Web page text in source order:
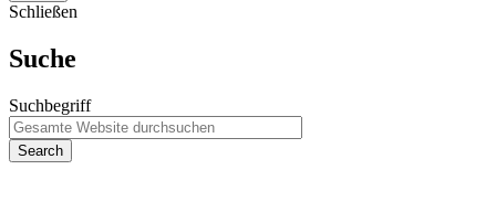
Schließen
Suche
Suchbegriff